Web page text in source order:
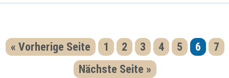
« Vorherige Seite 1 2 3 4 5 6
7
Nächste Seite »